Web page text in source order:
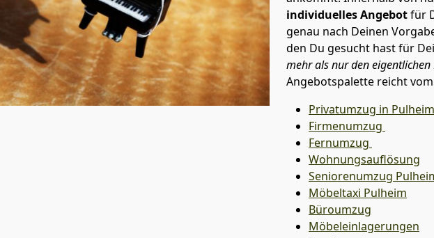
individuelles Angebotfür
genau nach Deinen
den Du gesucht hast für
mehr als nur den
Angebotspalette reicht
Privatumzug in Pulheim
Firmenumzug
Fernumzug
Wohnungsauflösung
Seniorenumzug
Möbeltaxi Pulheim
Büroumzug
Möbeleinlagerungen